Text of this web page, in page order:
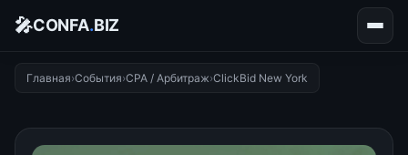
🎤CONFA.BIZ
Главная›События›CPA / Арбитраж›ClickBid New York